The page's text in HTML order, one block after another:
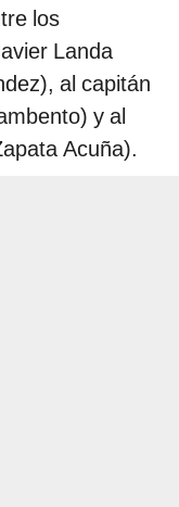
los
Landa
al capitán
y al
Acuña).